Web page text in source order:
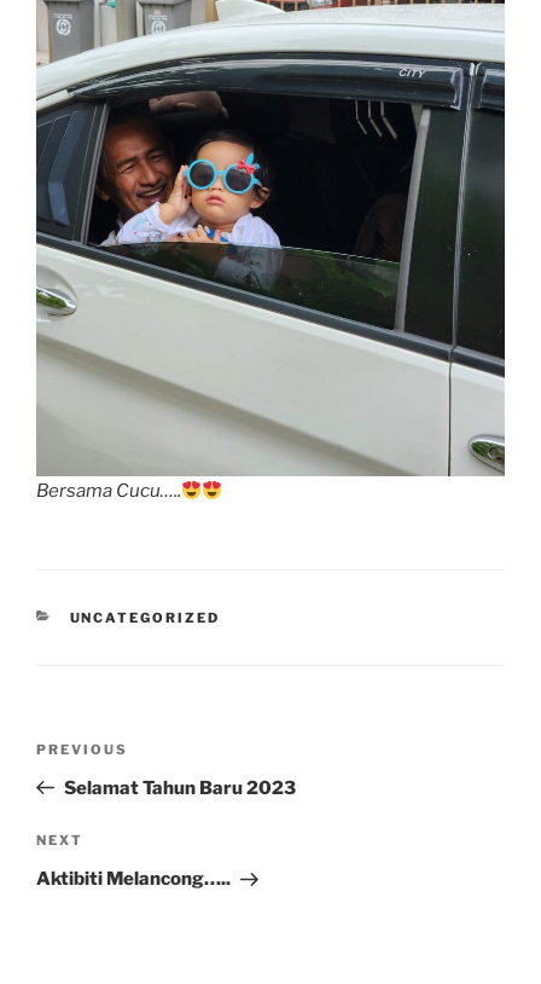
Bersama Cucu…..
CATEGORIES
UNCATEGORIZED
Previous
Post
PREVIOUS
Selamat Tahun Baru 2023
Next
Post
NEXT
Aktibiti Melancong…..